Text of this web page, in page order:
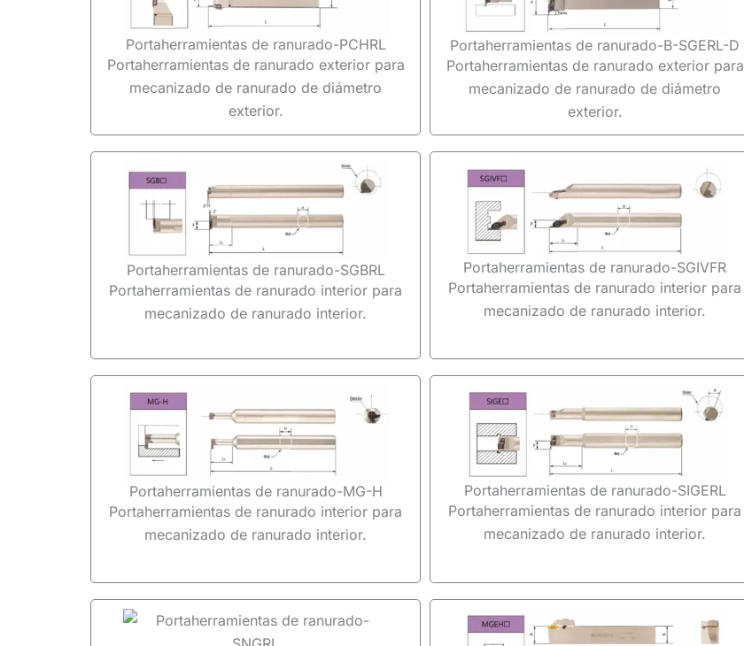
Portaherramientas de ranurado-PCHRL
Portaherramientas de ranurado exterior para
mecanizado de ranurado de diámetro
exterior.
Portaherramientas de ranurado-B-SGERL-D
Portaherramientas de ranurado exterior para
mecanizado de ranurado de diámetro
exterior.
Portaherramientas de ranurado-SGBRL
Portaherramientas de ranurado interior para
mecanizado de ranurado interior.
Portaherramientas de ranurado-SGIVFR
Portaherramientas de ranurado interior para
mecanizado de ranurado interior.
Portaherramientas de ranurado-MG-H
Portaherramientas de ranurado interior para
mecanizado de ranurado interior.
Portaherramientas de ranurado-SIGERL
Portaherramientas de ranurado interior para
mecanizado de ranurado interior.